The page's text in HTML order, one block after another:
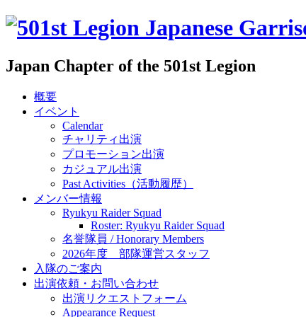
Japan Chapter of the 501st Legion
概要
イベント
Calendar
チャリティ出演
プロモーション出演
カジュアル出演
Past Activities（活動履歴）
メンバー情報
Ryukyu Raider Squad
Roster: Ryukyu Raider Squad
名誉隊員 / Honorary Members
2026年度 部隊運営スタッフ
入隊のご案内
出演依頼・お問い合わせ
出演リクエストフォーム
Appearance Request